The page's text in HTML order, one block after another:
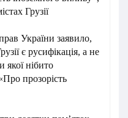
Грузії
України заявило,
є русифікація, а не
якої нібито
прозорість